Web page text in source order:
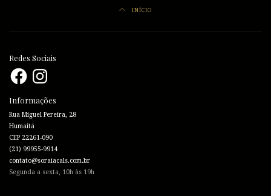
INÍCIO
Redes Sociais
FacebookInstagram
Informações
Rua Miguel Pereira, 28
Humaitá
CEP 22261-090
(21) 99955-9914
contato@soraiacals.com.br
Segunda a sexta, 10h às 19h